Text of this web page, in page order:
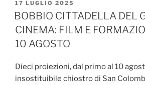
PUBBLICATO
IL
17 LUGLIO 2025
BOBBIO CITTADELLA DEL
CINEMA: FILM E
10 AGOSTO
Dieci proiezioni, dal primo al 10
insostituibile chiostro di San